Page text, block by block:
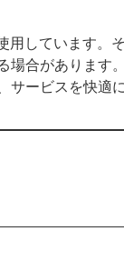
！
用しています。
場合があります
サービスを快適